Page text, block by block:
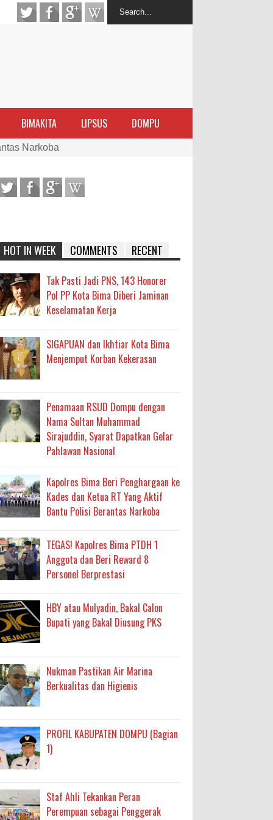
BIMAKITA LIPSUS DOMPU
Narkoba
Kewirausahaan Kota Bima
Perairan Sanggar
Layanan Berjalan Bertahap
Bantuan BSPS
2027 ke BPJN NTB
Pelaksanaan APBD Kota Bima
Kepercayaan Rakyat Landasan Utama
Air Bersih
Siap Edar
HOT IN WEEK COMMENTS RECENT
Tak Pasti Jadi PNS, 143 Honorer
Pol PP Kota Bima Diberi Jaminan
Keselamatan Kerja
SIGAPUAN dan Ikhtiar Kota Bima
Menjemput Korban Kekerasan
Penamaan RSUD Dompu dengan
Nama Sultan Muhammad
Sirajuddin, Syarat Dapatkan Gelar
Pahlawan Nasional
Kapolres Bima Beri Penghargaan ke
Kades dan Ketua RT Yang Aktif
Bantu Polisi Berantas Narkoba
TEGAS! Kapolres Bima PTDH 1
Anggota dan Beri Reward 8
Personel Berprestasi
HBY atau Mulyadin, Bakal Calon
Bupati yang Bakal Diusung PKS
Nukman Pastikan Air Marina
Berkualitas dan Higienis
PROFIL KABUPATEN DOMPU (Bagian
1)
Staf Ahli Tekankan Peran
Perempuan sebagai Penggerak